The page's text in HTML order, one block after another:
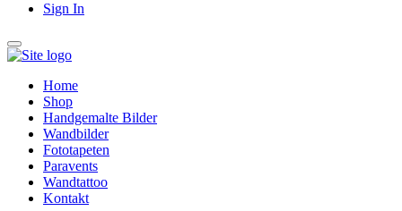
Sign In
Home
Shop
Handgemalte Bilder
Wandbilder
Fototapeten
Paravents
Wandtattoo
Kontakt